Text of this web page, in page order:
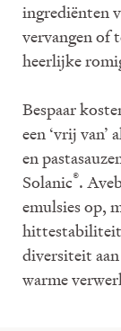
ingrediënten
vervangen of
heerlijke
Bespaar
een ‘vrij van’
en
Solanic®.
emulsies op,
diversiteit
warme